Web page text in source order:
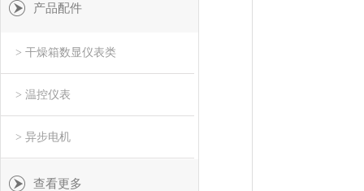
产品配件
> 干燥箱数显仪表类
> 温控仪表
> 异步电机
查看更多